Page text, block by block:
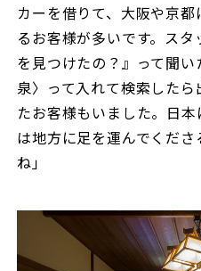
カーを借りて、大阪や京
るお客様が多いです。ス
を見つけたの？』って聞
泉〉って入れて検索した
たお客様もいました。日
は地方に足を運んでくだ
ね」